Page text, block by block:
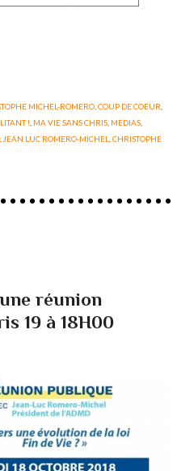
MICHEL-ROMERO, COUP DE COEUR
! MA VIE SANS CHRIS MEDIAS
JEAN LUC ROMERO-MICHEL ,CHRISTOPHE
réunion
19 à 18H00